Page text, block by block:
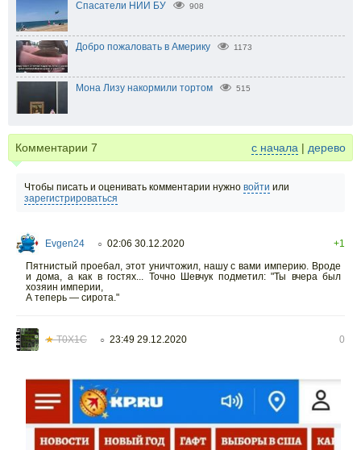
Спасатели НИИ БУ 908
Добро пожаловать в Америку 1173
Мона Лизу накормили тортом 515
Комментарии 7 с начала | дерево
Чтобы писать и оценивать комментарии нужно войти или
зарегистрироваться
Evgen24 ○ 02:06 30.12.2020
+1
Пятнистый проебал, этот уничтожил, нашу с вами империю. Вроде
и дома, а как в гостях... Точно Шевчук подметил: "Ты вчера был
хозяин империи,
А теперь — сирота."
★T0X1C ○ 23:49 29.12.2020 0